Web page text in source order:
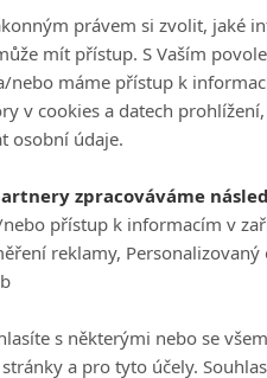
si zakládá na perfektním
, seriályEverwood,
producentky. Myšlenka
právem si zvolit, jaké
mít přístup. S Vaším
nebo máme přístup k
v cookies a datech
osobní údaje.
zpracováváme
přístup k informacím v
reklamy,
s některými nebo se
a pro tyto účely.